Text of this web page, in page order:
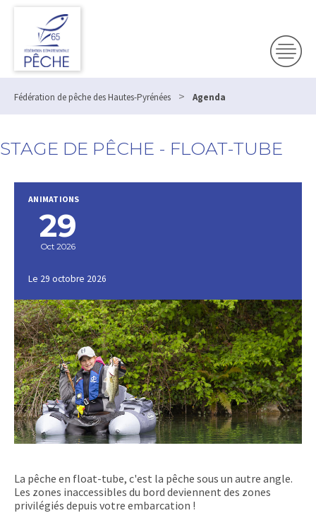
Fédération de pêche des Hautes-Pyrénées > Agenda
STAGE DE PÊCHE - FLOAT-TUBE
ANIMATIONS
29
Oct 2026
Le 29 octobre 2026
La pêche en float-tube, c'est la pêche sous un autre angle.
Les zones inaccessibles du bord deviennent des zones
privilégiés depuis votre embarcation !